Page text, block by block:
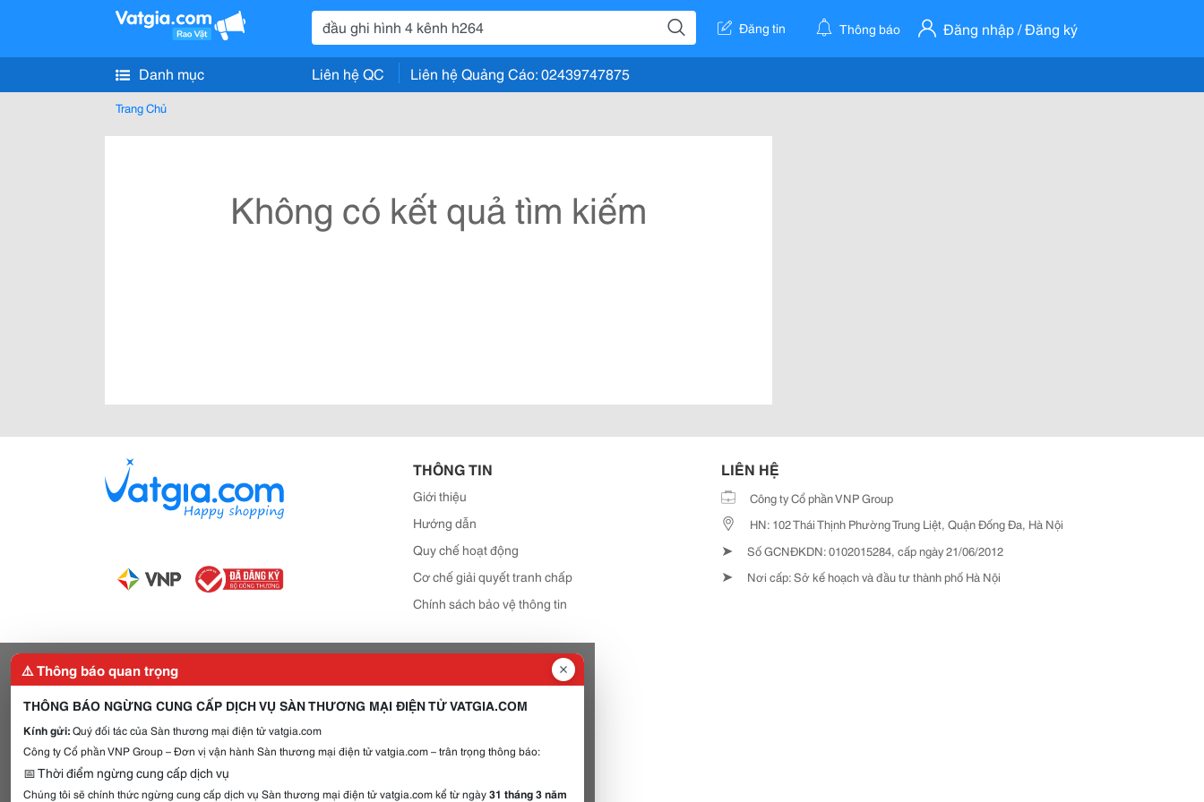
Đăng tin Thông báo Đăng nhập / Đăng ký
Danh mục Liên hệ QC Liên hệ Quảng Cáo: 02439747875
Trang Chủ
Không có kết quả tìm kiếm
THÔNG TIN
Giới thiệu
Hướng dẫn
Quy chế hoạt động
Cơ chế giải quyết tranh chấp
Chính sách bảo vệ thông tin
LIÊN HỆ
Công ty Cổ phần VNP Group
HN: 102 Thái Thịnh Phường Trung Liệt, Quận Đống Đa, Hà Nội
➤ Số GCNĐKDN: 0102015284, cấp ngày 21/06/2012
➤ Nơi cấp: Sở kế hoạch và đầu tư thành phố Hà Nội
⚠️ Thông báo quan trọng
THÔNG BÁO NGỪNG CUNG CẤP DỊCH VỤ SÀN THƯƠNG MẠI ĐIỆN TỬ VATGIA.COM
Kính gửi:Quý đối tác của Sàn thương mại điện tử vatgia.com
Công ty Cổ phần VNP Group – Đơn vị vận hành Sàn thương mại điện tử vatgia.com – trân trọng thông báo:
📅 Thời điểm ngừng cung cấp dịch vụ
Chúng tôi sẽ chính thức ngừng cung cấp dịch vụ Sàn thương mại điện tử vatgia.com kể từ ngày31 tháng 3 năm